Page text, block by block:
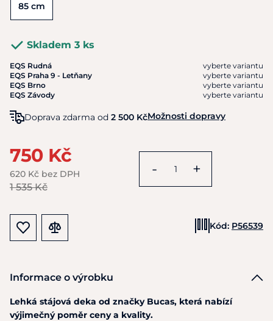
85 cm
Skladem 3 ks
EQS Rudná
vyberte variantu
EQS Praha 9 - Letňany
vyberte variantu
EQS Brno
vyberte variantu
EQS Závody
vyberte variantu
Doprava zdarma od 2 500 KčMožnosti dopravy
750 Kč
620 Kč bez DPH
1 535 Kč
- +
Kód: P56539
Informace o výrobku
Lehká stájová deka od značky Bucas, která nabízí
výjimečný poměr ceny a kvality.